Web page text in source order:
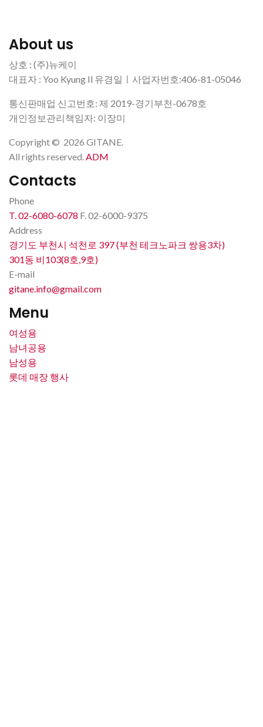
About us
상호 : (주)뉴케이
대표자 : Yoo Kyung Il 유경일ㅣ사업자번호:406-81-05046
통신판매업 신고번호: 제 2019-경기부천-0678호
개인정보관리책임자: 이장미
Copyright© 2026 GITANE.
All rights reserved.ADM
Contacts
Phone
T. 02-6080-6078 F. 02-6000-9375
Address
경기도 부천시 석천로 397 (부천 테크노파크 쌍용3차)
301동 비103(8호,9호)
E-mail
gitane.info@gmail.com
Menu
여성용
남녀공용
남성용
롯데 매장 행사